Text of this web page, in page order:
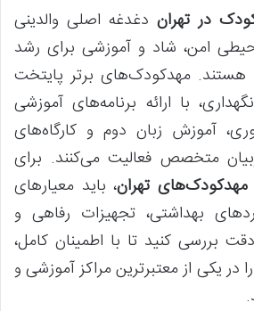
در تهران دغدغه اصلی والدینی
امن، شاد و آموزشی برای رشد
هستند. مهدکودک‌های برتر پایتخت
با ارائه برنامه‌های آموزشی
آموزش زبان دوم و کارگاه‌های
متخصص فعالیت می‌کنند. برای
تهران، باید معیارهای
بهداشتی، تجهیزات رفاهی و
بررسی کنید تا با اطمینان کامل،
در یکی از معتبرترین مراکز آموزشی و